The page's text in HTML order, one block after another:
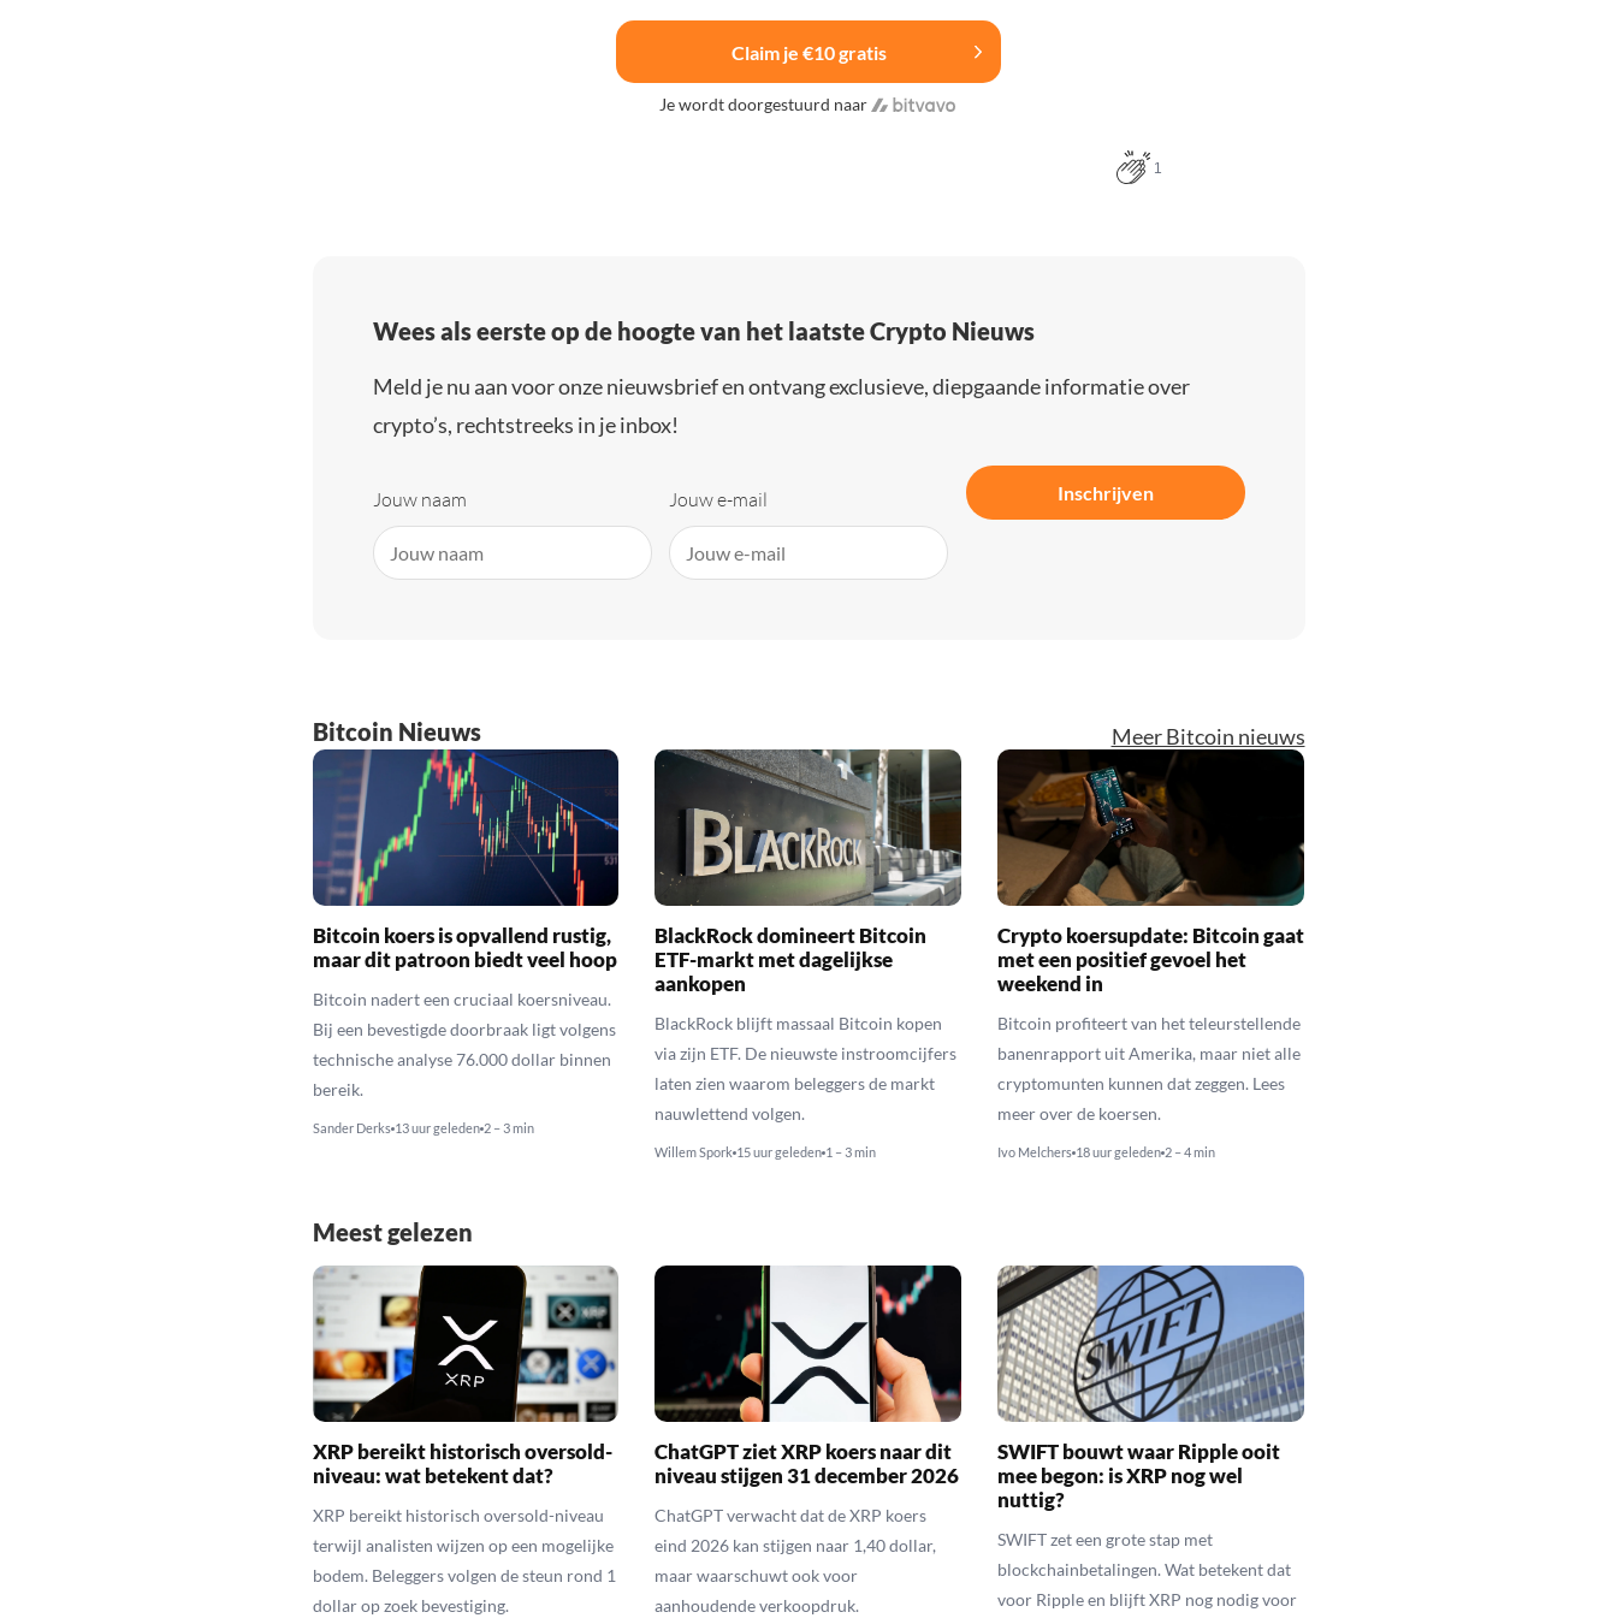
Claim je €10 gratis
Je wordt doorgestuurd naar
1
Wees als eerste op de hoogte van het laatste Crypto Nieuws
Meld je nu aan voor onze nieuwsbrief en ontvang exclusieve, diepgaande informatie over
crypto’s, rechtstreeks in je inbox!
Jouw naam Jouw e-mail Inschrijven
Bitcoin Nieuws Meer Bitcoin nieuws
Bitcoin koers is opvallend rustig,
maar dit patroon biedt veel hoop
Bitcoin nadert een cruciaal koersniveau.
Bij een bevestigde doorbraak ligt volgens
technische analyse 76.000 dollar binnen
bereik.
Sander Derks 13 uur geleden 2 – 3 min
BlackRock domineert Bitcoin
ETF-markt met dagelijkse
aankopen
BlackRock blijft massaal Bitcoin kopen
via zijn ETF. De nieuwste instroomcijfers
laten zien waarom beleggers de markt
nauwlettend volgen.
Willem Spork 15 uur geleden 1 – 3 min
Crypto koersupdate: Bitcoin gaat
met een positief gevoel het
weekend in
Bitcoin profiteert van het teleurstellende
banenrapport uit Amerika, maar niet alle
cryptomunten kunnen dat zeggen. Lees
meer over de koersen.
Ivo Melchers 18 uur geleden 2 – 4 min
Meest gelezen
XRP bereikt historisch oversold-
niveau: wat betekent dat?
XRP bereikt historisch oversold-niveau
terwijl analisten wijzen op een mogelijke
bodem. Beleggers volgen de steun rond 1
dollar op zoek bevestiging.
ChatGPT ziet XRP koers naar dit
niveau stijgen 31 december 2026
ChatGPT verwacht dat de XRP koers
eind 2026 kan stijgen naar 1,40 dollar,
maar waarschuwt ook voor
aanhoudende verkoopdruk.
SWIFT bouwt waar Ripple ooit
mee begon: is XRP nog wel
nuttig?
SWIFT zet een grote stap met
blockchainbetalingen. Wat betekent dat
voor Ripple en blijft XRP nog nodig voor